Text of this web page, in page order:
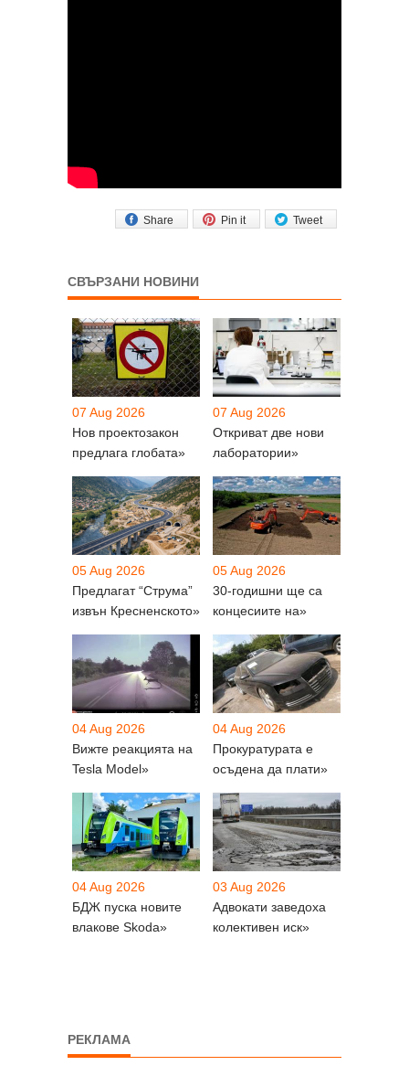
Tweet
Pin it
Share
СВЪРЗАНИ НОВИНИ
07 Aug 2026
Нов проектозакон
предлага глобата»
07 Aug 2026
Откриват две нови
лаборатории»
05 Aug 2026
Предлагат “Струма”
извън Кресненското»
05 Aug 2026
30-годишни ще са
концесиите на»
04 Aug 2026
Вижте реакцията на
Tesla Model»
04 Aug 2026
Прокуратурата е
осъдена да плати»
04 Aug 2026
БДЖ пуска новите
влакове Skoda»
03 Aug 2026
Адвокати заведоха
колективен иск»
РЕКЛАМА